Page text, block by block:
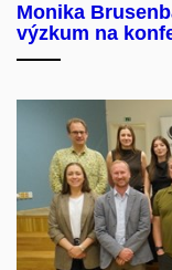
Monika
výzkum na